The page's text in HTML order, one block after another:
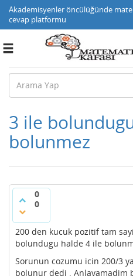
Akademisyenler öncülüğünde
cevap platformu
Toggle
3 ile
bolunmez
0
0
200 den kucuk pozitif tam
bolundugu halde 4 ile
Sorunun cozumu icin 200/3
bolunur dedi . Anlayamadim